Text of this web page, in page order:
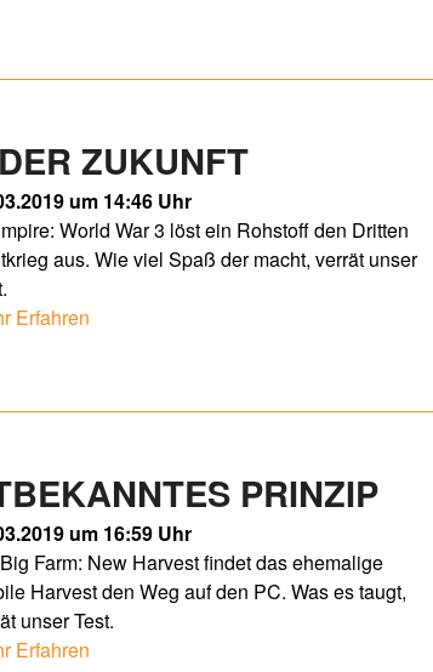
ZUKUNFT
um 14:46 Uhr
World War 3 löst ein Rohstoff den Dritten
aus. Wie viel Spaß der macht, verrät unser
Erfahren
PRINZIP
um 16:59 Uhr
Farm: New Harvest findet das ehemalige
Harvest den Weg auf den PC. Was es taugt,
unser Test.
Erfahren